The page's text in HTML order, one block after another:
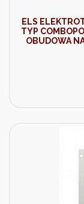
ELS
TYP
OBUDOWA